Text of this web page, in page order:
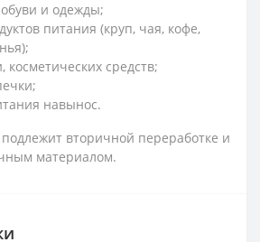
обуви и одежды;
питания (круп, чая, кофе,
средств;
навынос.
вторичной переработке и
материалом.